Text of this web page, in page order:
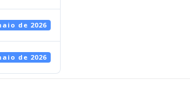
de 2026
de 2026